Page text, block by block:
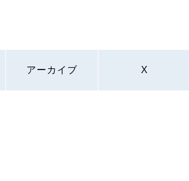
アーカイブ X